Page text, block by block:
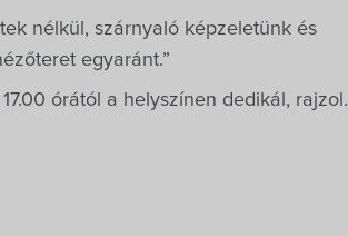
nélkül, szárnyaló képzeletünk és
egyaránt.”
órától a helyszínen dedikál, rajzol.